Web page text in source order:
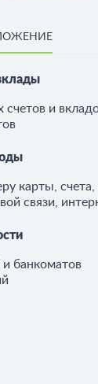
и
карты, счета,
связи,
и банкоматов